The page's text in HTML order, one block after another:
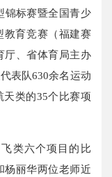
锦标赛暨全国青少
育竞赛（福建赛
厅、省体育局主办
表队630余名运动
天类的35个比赛项
类六个项目的比
杨丽华两位老师近